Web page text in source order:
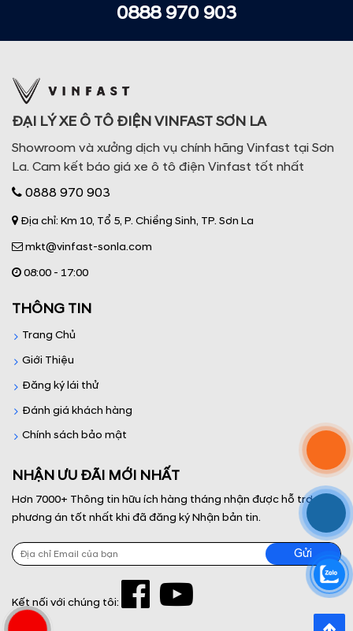
0888 970 903
ĐẠI LÝ XE Ô TÔ ĐIỆN VINFAST SƠN LA
Showroom và xưởng dịch vụ chính hãng Vinfast tại Sơn
La. Cam kết báo giá xe ô tô điện Vinfast tốt nhất
0888 970 903
Địa chỉ: Km 10, Tổ 5, P. Chiềng Sinh, TP. Sơn La
mkt@vinfast-sonla.com
08:00 - 17:00
THÔNG TIN
Trang Chủ
Giới Thiệu
Đăng ký lái thử
Đánh giá khách hàng
Chính sách bảo mật
NHẬN ƯU ĐÃI MỚI NHẤT
Hơn 7000+ Thông tin hữu ích hàng tháng nhận được hỗ trợ và
phương án tốt nhất khi đã đăng ký Nhận bản tin.
Kết nối với chúng tôi: